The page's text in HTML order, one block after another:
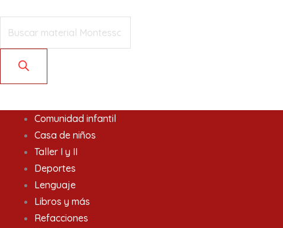
Comunidad infantil
Casa de niños
Taller I y II
Deportes
Lenguaje
Libros y más
Refacciones